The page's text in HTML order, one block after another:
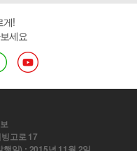
게!
세요
고로 17